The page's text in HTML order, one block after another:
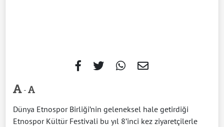
-
Dünya Etnospor Birliği’nin geleneksel hale getirdiği
Etnospor Kültür Festivali bu yıl 8’inci kez ziyaretçilerle